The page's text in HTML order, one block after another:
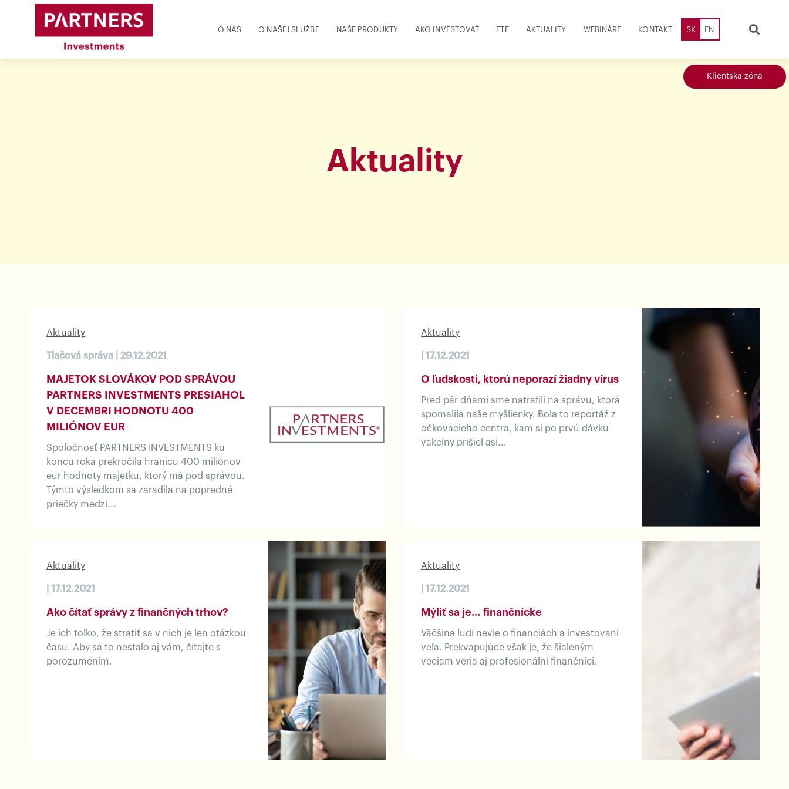
O NÁS O NAŠEJ SLUŽBE NAŠE PRODUKTY AKO INVESTOVAŤ ETF AKTUALITY WEBINÁRE KONTAKT SK EN
Klientska zóna
Aktuality
Aktuality
Tlačová správa | 29.12.2021
MAJETOK SLOVÁKOV POD SPRÁVOU
PARTNERS INVESTMENTS PRESIAHOL
V DECEMBRI HODNOTU 400
MILIÓNOV EUR
Spoločnosť PARTNERS INVESTMENTS ku
koncu roka prekročila hranicu 400 miliónov
eur hodnoty majetku, ktorý má pod správou.
Týmto výsledkom sa zaradila na popredné
priečky medzi...
Aktuality
| 17.12.2021
O ľudskosti, ktorú neporazí žiadny vírus
Pred pár dňami sme natrafili na správu, ktorá
spomalila naše myšlienky. Bola to reportáž z
očkovacieho centra, kam si po prvú dávku
vakcíny prišiel asi...
Aktuality
| 17.12.2021
Ako čítať správy z finančných trhov?
Je ich toľko, že stratiť sa v nich je len otázkou
času. Aby sa to nestalo aj vám, čítajte s
porozumením.
Aktuality
| 17.12.2021
Mýliť sa je… finančnícke
Väčšina ľudí nevie o financiách a investovaní
veľa. Prekvapujúce však je, že šialeným
veciam veria aj profesionálni finančníci.